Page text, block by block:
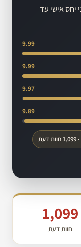
אישי עד
9.99
9.99
9.97
9.89
1,099
חוות דעת